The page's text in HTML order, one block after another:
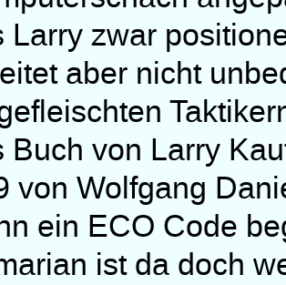
Larry zwar
aber nicht
Buch von Larry
von Wolfgang
ein ECO Code
ist da doch